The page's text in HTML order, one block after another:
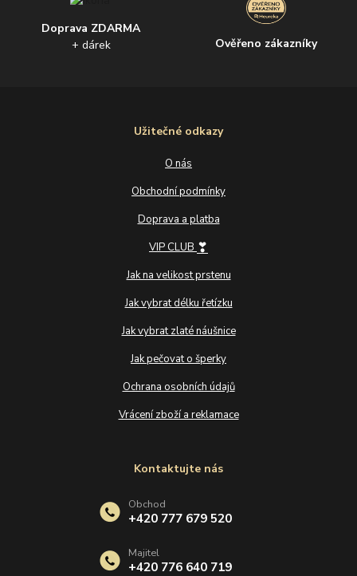
Doprava ZDARMA
+ dárek
Ověřeno zákazníky
Užitečné odkazy
O nás
Obchodní podmínky
Doprava a platba
VIP CLUB ❣
Jak na velikost prstenu
Jak vybrat délku řetízku
Jak vybrat zlaté náušnice
Jak pečovat o šperky
Ochrana osobních údajů
Vrácení zboží a reklamace
Kontaktujte nás
Obchod
+420 777 679 520
Majitel
+420 776 640 719